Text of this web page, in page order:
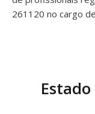
261120 no cargo